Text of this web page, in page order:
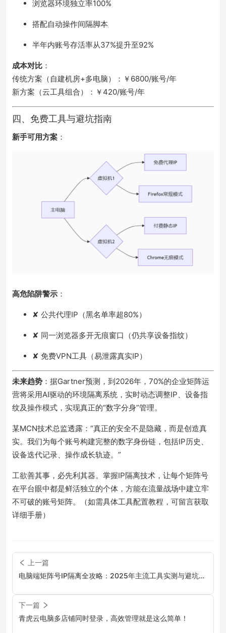
浏览器环境独立率100%
搭配自动操作间隔脚本
半年内账号存活率从37%提升至92%
成本对比 ：
传统方案（自建机房+多电脑）：￥6800/账号/年
新方案（云工具组合）：￥420/账号/年
四、免费工具与避坑指南
新手可用方案 ：
高危陷阱警示 ：
✘ 公共代理IP（黑名单率超80%）
✘ 同一浏览器多开无痕窗口（仍共享设备指纹）
✘ 免费VPN工具（易泄露真实IP）
未来趋势 ：据Gartner预测，到2026年，70%的企业矩阵运
营将采用AI驱动的环境隔离系统，实时动态调整IP、设备指
纹及操作模式，实现真正的“数字分身”管理。
某MCN技术总监透露：“真正的安全不是隐藏，而是创造真
实。我们为每个账号构建完整的数字身份链，包括IP历史、
设备迭代记录、操作成长轨迹。”
工欲善其事，必先利其器。掌握IP隔离技术，让每个矩阵号
在平台眼中都是鲜活独立的个体，方能在流量战场中建立牢
不可破的账号矩阵。（如需具体工具配置教程，可留言获取
详细手册）
上一篇
电脑端矩阵号IP隔离全攻略：2025年主流工具实测与避坑指
下一篇
青虎云电脑多店铺同时登录，高效管理就是这么简单！